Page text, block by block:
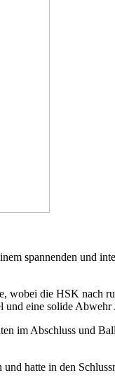
spannenden und
wobei die HSK nach
eine solide Abwehr
im Abschluss und
hatte in den